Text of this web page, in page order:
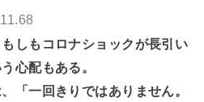
しもコロナショックが長引い
心配もある。
「一回きりではありません。